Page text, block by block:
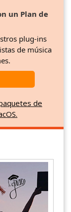
un Plan de
plug-ins
de música
de